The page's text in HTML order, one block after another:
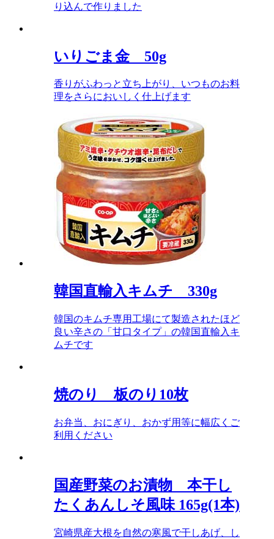
り込んで作りました
いりごま金 50g
香りがふわっと立ち上がり、いつものお料
理をさらにおいしく仕上げます
韓国直輸入キムチ 330g
韓国のキムチ専用工場にて製造されたほど
良い辛さの「甘口タイプ」の韓国直輸入キ
ムチです
焼のり 板のり10枚
お弁当、おにぎり、おかず用等に幅広くご
利用ください
国産野菜のお漬物 本干し
たくあんしそ風味 165g(1本)
宮崎県産大根を自然の寒風で干しあげ、し